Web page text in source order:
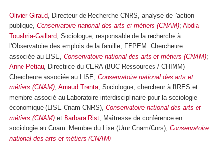
Olivier Giraud , Directeur de Recherche CNRS, analyse de l'action
publique, Conservatoire national des arts et métiers (CNAM); Abdia
Touahria-Gaillard , Sociologue, responsable de la recherche à
l'Observatoire des emplois de la famille, FEPEM. Chercheure
associée au LISE, Conservatoire national des arts et métiers (CNAM);
Anne Petiau , Directrice du CERA (BUC Ressources / CHIMM)
Chercheure associée au LISE, Conservatoire national des arts et
métiers (CNAM); Arnaud Trenta , Sociologue, chercheur à l'IRES et
membre associé au Laboratoire interdisciplinaire pour la sociologie
économique (LISE-Cnam-CNRS), Conservatoire national des arts et
métiers (CNAM) et Barbara Rist , Maîtresse de conférence en
sociologie au Cnam. Membre du Lise (Umr Cnam/Cnrs), Conservatoire
national des arts et métiers (CNAM)